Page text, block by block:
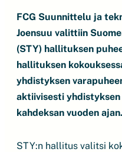
FCG Suunnittelu ja
Joensuu valittiin
(STY) hallituksen
hallituksen
yhdistyksen
aktiivisesti
kahdeksan vuoden ajan.
STY:n hallitus valitsi